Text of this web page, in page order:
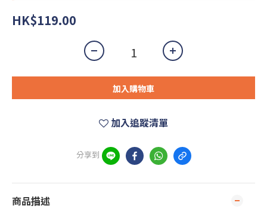
HK$119.00
加入購物車
加入追蹤清單
分享到
商品描述